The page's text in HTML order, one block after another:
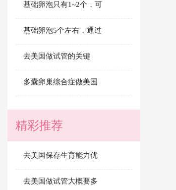
基础卵泡只有1~2个，可
基础卵泡5个左右，通过
去美国做试管的关键
多囊卵巢综合症做美国
精彩推荐
去美国保存生育能力优
去美国做试管大概要多